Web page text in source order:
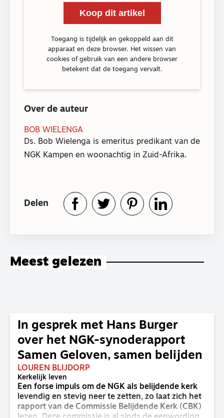
Koop dit artikel
Toegang is tijdelijk en gekoppeld aan dit
apparaat en deze browser. Het wissen van
cookies of gebruik van een andere browser
betekent dat de toegang vervalt.
Over de auteur
BOB WIELENGA
Ds. Bob Wielenga is emeritus predikant van de
NGK Kampen en woonachtig in Zuid-Afrika.
Delen
Meest gelezen
In gesprek met Hans Burger
over het NGK-synoderapport
Samen Geloven, samen belijden
LOUREN BLIJDORP
Kerkelijk leven
Een forse impuls om de NGK als belijdende kerk
levendig en stevig neer te zetten, zo laat zich het
rapport van de Commissie Belijdende Kerk (CBK)